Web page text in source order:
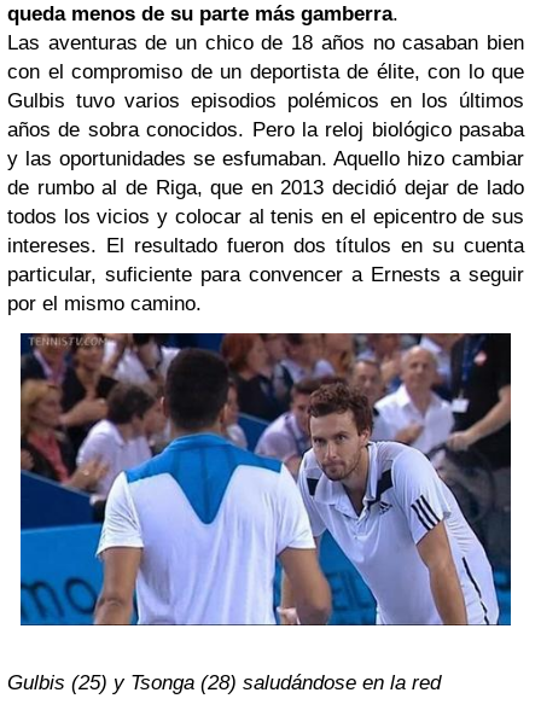
queda menos de su parte más gamberra.
Las aventuras de un chico de 18 años no casaban bien
con el compromiso de un deportista de élite, con lo que
Gulbis tuvo varios episodios polémicos en los últimos
años de sobra conocidos. Pero la reloj biológico pasaba
y las oportunidades se esfumaban. Aquello hizo cambiar
de rumbo al de Riga, que en 2013 decidió dejar de lado
todos los vicios y colocar al tenis en el epicentro de sus
intereses. El resultado fueron dos títulos en su cuenta
particular, suficiente para convencer a Ernests a seguir
por el mismo camino.
Gulbis (25) y Tsonga (28) saludándose en la red